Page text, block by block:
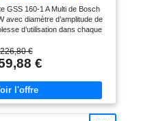
GSS 160-1 A Multi de Bosch
avec diamètre d’amplitude de
d’utilisation dans chaque
plateaux de ponçage
sans poussière grâce au
boîtier microfiltre Changement
grâce au système auto-
de serrage innovant Livré
Multi, gabarit de perforation,
abrasives, 3 plateaux de
226,80 €
€